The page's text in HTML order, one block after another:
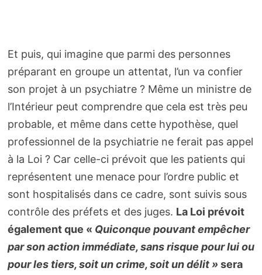
Et puis, qui imagine que parmi des personnes
préparant en groupe un attentat, l’un va confier
son projet à un psychiatre ? Même un ministre de
l’Intérieur peut comprendre que cela est très peu
probable, et même dans cette hypothèse, quel
professionnel de la psychiatrie ne ferait pas appel
à la Loi ? Car celle-ci prévoit que les patients qui
représentent une menace pour l’ordre public et
sont hospitalisés dans ce cadre, sont suivis sous
contrôle des préfets et des juges. La Loi prévoit
également que « Quiconque pouvant empêcher
par son action immédiate, sans risque pour lui ou
pour les tiers, soit un crime, soit un délit »sera